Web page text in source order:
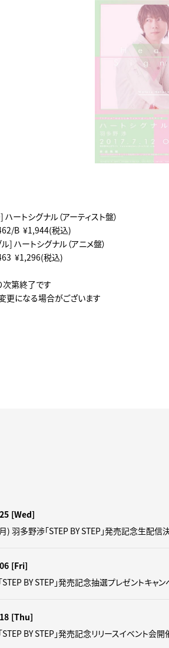
ートシグナル（アーティスト盤）
B ¥1,944(税込)
] ハートシグナル（アニメ盤）
¥1,296(税込)
次第終了です
更になる場合がございます
[Wed]
) 羽多野渉「STEP BY STEP」発売記念生配信決
[Fri]
STEP BY STEP」発売記念抽選プレゼントキャ
[Thu]
BY STEP」発売記念リリースイベント会開